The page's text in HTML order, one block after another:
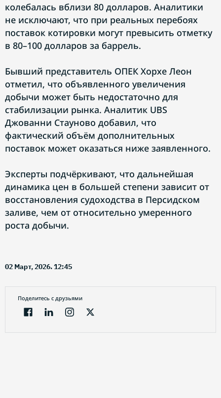
колебалась вблизи 80 долларов. Аналитики
не исключают, что при реальных перебоях
поставок котировки могут превысить отметку
в 80–100 долларов за баррель.
Бывший представитель ОПЕК Хорхе Леон
отметил, что объявленного увеличения
добычи может быть недостаточно для
стабилизации рынка. Аналитик UBS
Джованни Стауново добавил, что
фактический объём дополнительных
поставок может оказаться ниже заявленного.
Эксперты подчёркивают, что дальнейшая
динамика цен в большей степени зависит от
восстановления судоходства в Персидском
заливе, чем от относительно умеренного
роста добычи.
02 Март, 2026. 12:45
Поделитесь с друзьями